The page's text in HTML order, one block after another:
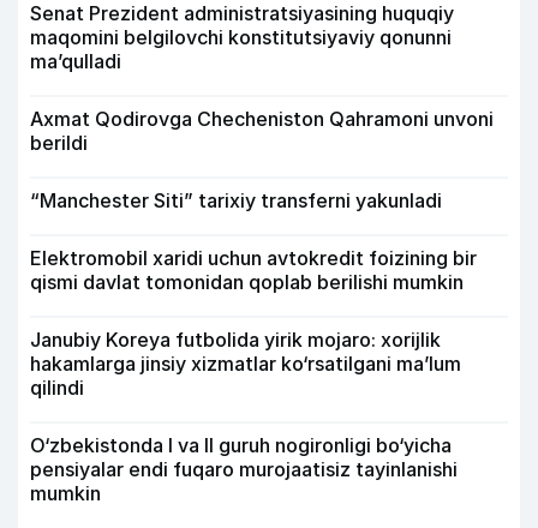
Senat Prezident administratsiyasining huquqiy
maqomini belgilovchi konstitutsiyaviy qonunni
ma’qulladi
Axmat Qodirovga Checheniston Qahramoni unvoni
berildi
“Manchester Siti” tarixiy transferni yakunladi
Elektromobil xaridi uchun avtokredit foizining bir
qismi davlat tomonidan qoplab berilishi mumkin
Janubiy Koreya futbolida yirik mojaro: xorijlik
hakamlarga jinsiy xizmatlar ko‘rsatilgani ma’lum
qilindi
O‘zbekistonda I va II guruh nogironligi bo‘yicha
pensiyalar endi fuqaro murojaatisiz tayinlanishi
mumkin